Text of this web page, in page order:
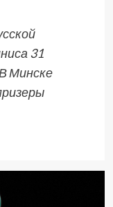
31
Минске